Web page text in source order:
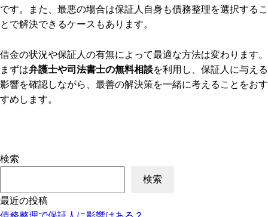
です。また、最悪の場合は保証人自身も債務整理を選択するこ
とで解決できるケースもあります。
借金の状況や保証人の有無によって最適な方法は変わります。
まずは弁護士や司法書士の無料相談を利用し、保証人に与える
影響を確認しながら、最善の解決策を一緒に考えることをおす
すめします。
検索
検索
最近の投稿